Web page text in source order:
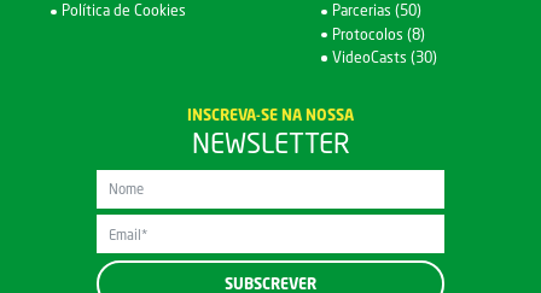
Política de Cookies
Parcerias (50)
Protocolos (8)
VideoCasts (30)
INSCREVA-SE NA NOSSA
NEWSLETTER